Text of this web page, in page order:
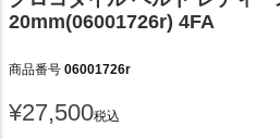
20mm(06001726r) 4FA
商品番号 06001726r
¥27,500税込